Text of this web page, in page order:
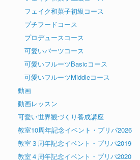
フェイク和菓子初級コース
プチフードコース
プロデュースコース
可愛いパーツコース
可愛いフルーツBasicコース
可愛いフルーツMiddleコース
動画
動画レッスン
可愛い世界観づくり養成講座
教室10周年記念イベント・プリパ2026
教室３周年記念イベント・プリパ2019
教室４周年記念イベント・プリパ2020